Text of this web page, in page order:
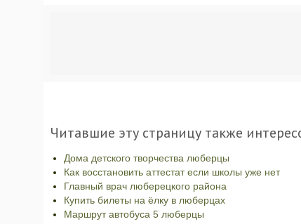
Читавшие эту страницу также
Дома детского творчества люберцы
Как восстановить аттестат если школы уже нет
Главный врач люберецкого района
Купить билеты на ёлку в люберцах
Маршрут автобуса 5 люберцы